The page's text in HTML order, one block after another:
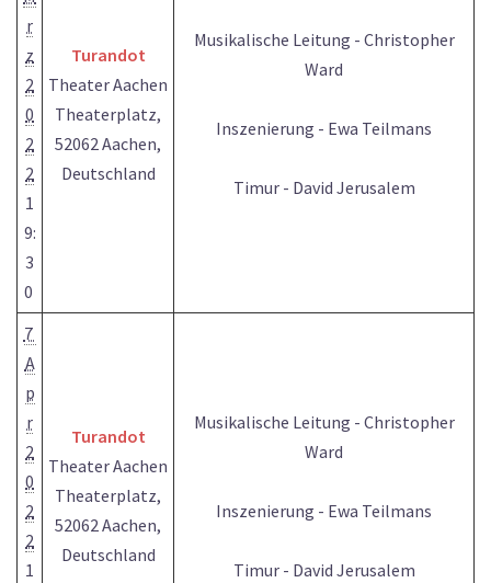
r
z
2
0
2
2
1
9:
3
0
Turandot
Theater Aachen
Theaterplatz,
52062 Aachen,
Deutschland
Musikalische Leitung - Christopher
Ward
Inszenierung - Ewa Teilmans
Timur - David Jerusalem
7
A
p
r
2
0
2
2
1
Turandot
Theater Aachen
Theaterplatz,
52062 Aachen,
Deutschland
Musikalische Leitung - Christopher
Ward
Inszenierung - Ewa Teilmans
Timur - David Jerusalem